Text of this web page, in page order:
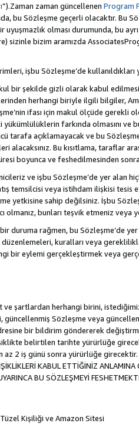
”).Zaman zaman güncellenen Program
bu Sözleşme geçerli olacaktır. Bu
uyuşmazlık olması durumunda, bu
sizinle bizim aramızda
işbu Sözleşme’de
bir şekilde gizli olarak kabul
herhangi biriyle ilgili bilgiler,
ifası için makul ölçüde gerekli
farkında olmasını ve
tarafa açıklamayacak ve bu
alacaksınız. Bu kısıtlama, taraflar
boyunca ve feshedilmesinden
ve işbu Sözleşme’de yer alan
temsilcisi veya istihdam ilişkisi
yetkisine sahip değilsiniz. İşbu
olmanız, bunları teşvik etmeniz
duruma rağmen, bu Sözleşme’de
kuralları veya
bir eylemi gerçekleştirmek veya
ve şartlardan herhangi birini,
Sözleşme veya
bir bildirim göndererek
belirtilen tarihte yürürlüğe
2 iş günü sonra yürürlüğe girecektir.
KABUL ETTİĞİNİZ
BU SÖZLEŞMEYİ
Kişiliği ve Amazon Sitesi